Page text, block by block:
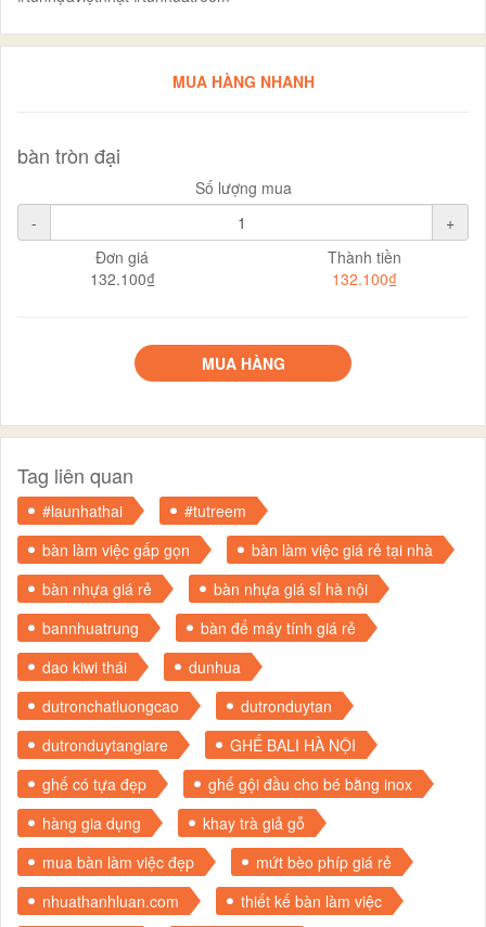
MUA HÀNG NHANH
bàn tròn đại
Số lượng mua
-
+
Đơn giá
132.100₫
Thành tiền
132.100₫
MUA HÀNG
Tag liên quan
#launhathai
#tutreem
bàn làm việc gấp gọn
bàn làm việc giá rẻ tại nhà
bàn nhựa giá rẻ
bàn nhựa giá sỉ hà nội
bannhuatrung
bàn để máy tính giá rẻ
dao kiwi thái
dunhua
dutronchatluongcao
dutronduytan
dutronduytangiare
GHẾ BALI HÀ NỘI
ghế có tựa đẹp
ghế gội đầu cho bé bằng inox
hàng gia dụng
khay trà giả gỗ
mua bàn làm việc đẹp
mứt bèo phíp giá rẻ
nhuathanhluan.com
thiết kế bàn làm việc